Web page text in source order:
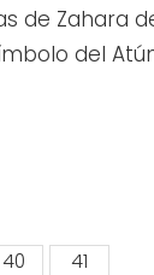
de Zahara
del
40 41